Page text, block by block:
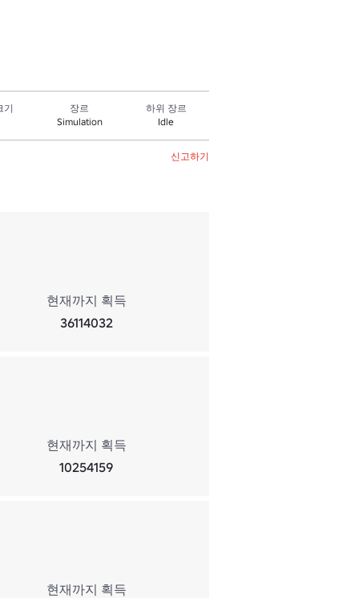
기
장르
Simulation
하위 장르
Idle
신고하기
현재까지 획득
36114032
현재까지 획득
10254159
현재까지 획득